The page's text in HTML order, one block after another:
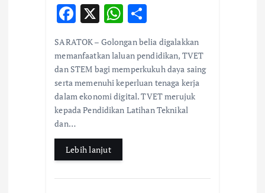
F
ac
e
b
o
o
X W
at
s
A
p
h
ar
e
SARATOK – Golongan belia digalakkan
memanfaatkan laluan pendidikan, TVET
dan STEM bagi memperkukuh daya saing
serta memenuhi keperluan tenaga kerja
dalam ekonomi digital. TVET merujuk
kepada Pendidikan Latihan Teknikal
dan…
Lebih lanjut